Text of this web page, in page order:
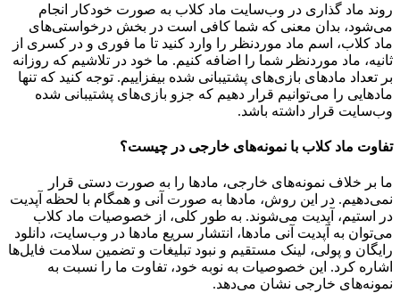
روند ماد گذاری در وب‌سایت ماد کلاب به صورت خودکار انجام
می‌شود، بدان معنی که شما کافی است در بخش درخواستی‌های
ماد کلاب، اسم ماد موردنظر را وارد کنید تا ما فوری و در کسری از
ثانیه، ماد موردنظر شما را اضافه کنیم. ما خود در تلاشیم که روزانه
بر تعداد مادهای بازی‌های پشتیبانی شده بیفزاییم. توجه کنید که تنها
مادهایی را می‌توانیم قرار دهیم که جزو بازی‌های پشتیبانی شده
وب‌سایت قرار داشته باشد.
تفاوت ماد کلاب با نمونه‌های خارجی در چیست؟
ما بر خلاف نمونه‌های خارجی، مادها را به صورت دستی قرار
نمی‌دهیم. در این روش، مادها به صورت آنی و همگام با لحظه آپدیت
در استیم، آپدیت می‌شوند. به طور کلی، از خصوصیات ماد کلاب
می‌‌توان به آپدیت آنی مادها، انتشار سریع مادها در وب‌سایت، دانلود
رایگان و پولی، لینک مستقیم و نبود تبلیغات و تضمین سلامت فایل‌ها
اشاره کرد. این خصوصیات به نوبه خود، تفاوت ما را نسبت به
نمونه‌های خارجی نشان می‌دهد.